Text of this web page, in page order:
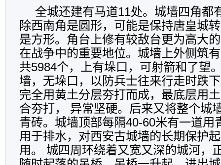
全城还建有马道11处。城墙四角都
除西南角是圆形，可能是保持唐皇城
是方形。角台上修有较敌台更为高大
在战争中的重要地位。城墙上外侧筑
共5984个，上有垛口，可射箭和了望
墙，无垛口，以防兵士往来行走时跌
完全用黄土分层夯打而成，最底层用
合夯打， 异常坚硬。后来又将整个城
青砖。城墙顶部每隔40-60米有一道用
用于排水，对西安古城墙的长期保护
用。 城四周环绕着又宽又深的城河，